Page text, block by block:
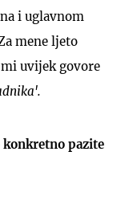
i uglavnom
mene ljeto
uvijek govore
konkretno pazite